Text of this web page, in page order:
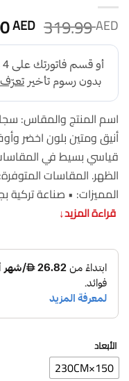
319.99AED
هو:
AED.
AED
اسم المنتج والمقاس:
أنيق ومتين بلون اخضر
قياسي بسيط في
المميزات: • صناعة تركية
قراءة المزيد↓
الأبعاد
150×230CM